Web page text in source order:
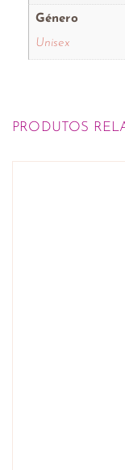
Género
Unisex
PRODUTOS